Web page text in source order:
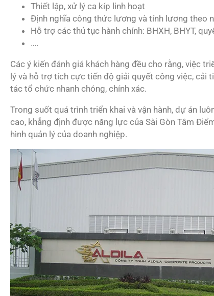
Thiết lập, xử lý ca kíp linh hoạt
Định nghĩa công thức lương và tính lương theo
Hỗ trợ các thủ tục hành chính: BHXH, BHYT,
….
Các ý kiến đánh giá khách hàng đều cho rằng, việc
lý và hỗ trợ tích cực tiến độ giải quyết công việc, cải
tác tổ chức nhanh chóng, chính xác.
Trong suốt quá trình triển khai và vận hành, dự án
cao, khẳng định được năng lực của Sài Gòn Tâm
hình quản lý của doanh nghiệp.